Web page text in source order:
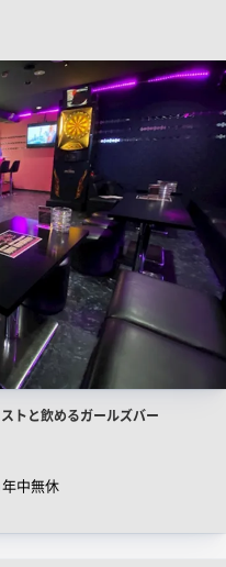
トと飲めるガールズバー
年中無休